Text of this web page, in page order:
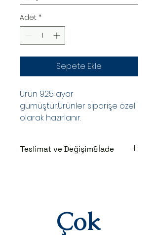
Adet *
Sepete Ekle
Ürün 925 ayar
gümüştür.Ürünler siparişe özel
olarak hazırlanır.
Teslimat ve Değişim&İade
edilir.Kargoya teslim edildiğinde
takip numaranız,anlaşmalı kargo
firmamız olan Yurtiçi Kargo
Çok